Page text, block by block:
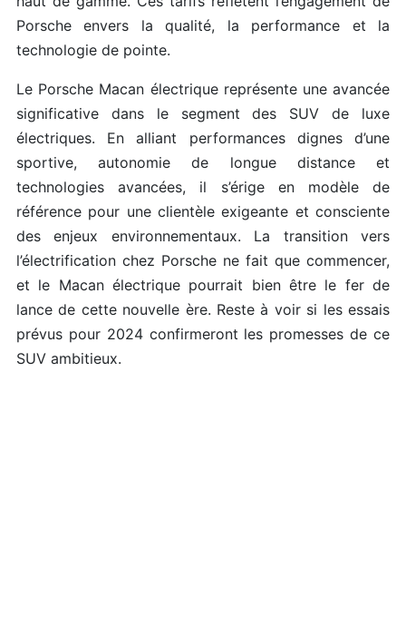
Porsche envers la qualité, la performance et la
technologie de pointe.
Le Porsche Macan électrique représente une avancée
significative dans le segment des SUV de luxe
électriques. En alliant performances dignes d’une
sportive, autonomie de longue distance et
technologies avancées, il s’érige en modèle de
référence pour une clientèle exigeante et consciente
des enjeux environnementaux. La transition vers
l’électrification chez Porsche ne fait que commencer,
et le Macan électrique pourrait bien être le fer de
lance de cette nouvelle ère. Reste à voir si les essais
prévus pour 2024 confirmeront les promesses de ce
SUV ambitieux.